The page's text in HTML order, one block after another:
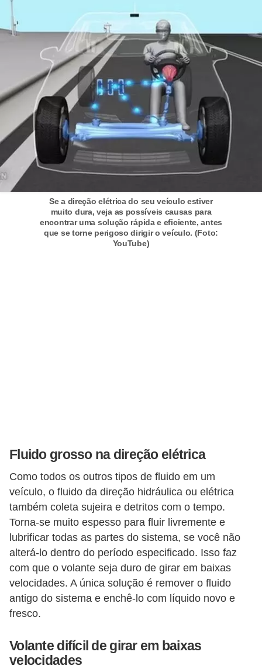
Se a direção elétrica do seu veículo estiver
muito dura, veja as possíveis causas para
encontrar uma solução rápida e eficiente, antes
que se torne perigoso dirigir o veículo. (Foto:
YouTube)
Fluido grosso na direção elétrica
Como todos os outros tipos de fluido em um
veículo, o fluido da direção hidráulica ou elétrica
também coleta sujeira e detritos com o tempo.
Torna-se muito espesso para fluir livremente e
lubrificar todas as partes do sistema, se você não
alterá-lo dentro do período especificado. Isso faz
com que o volante seja duro de girar em baixas
velocidades. A única solução é remover o fluido
antigo do sistema e enchê-lo com líquido novo e
fresco.
Volante difícil de girar em baixas
velocidades
n
M
o
c
a
l
l
e
m
a
n
u
t
n